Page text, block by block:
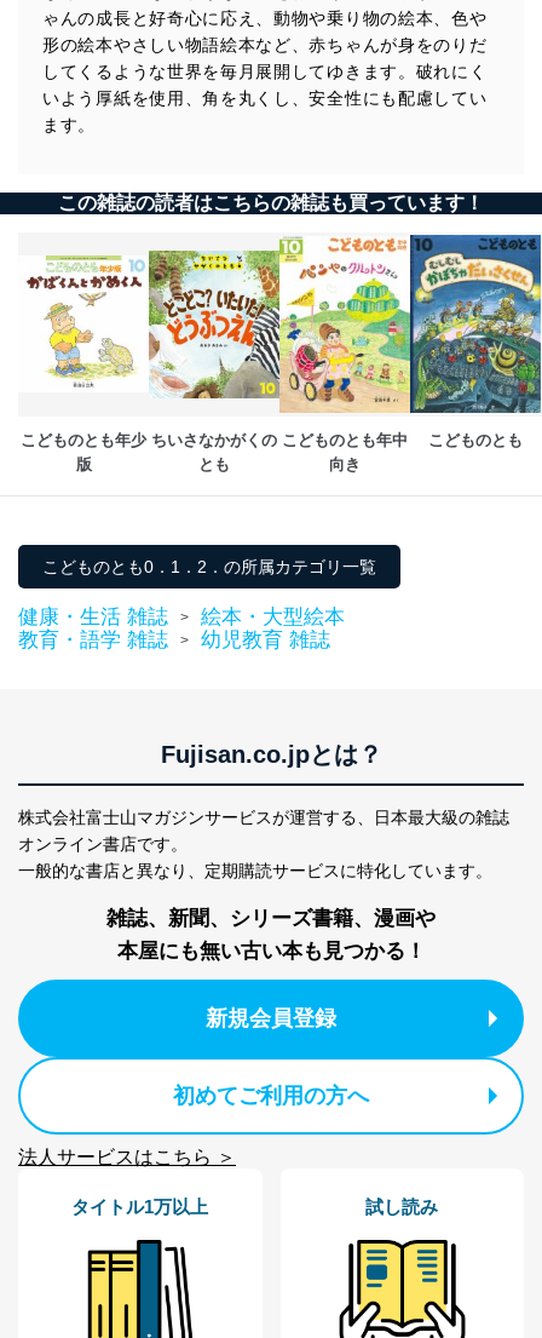
ゃんの成長と好奇心に応え、動物や乗り物の絵本、色や
形の絵本やさしい物語絵本など、赤ちゃんが身をのりだ
してくるような世界を毎月展開してゆきます。破れにく
いよう厚紙を使用、角を丸くし、安全性にも配慮してい
ます。
この雑誌の読者はこちらの雑誌も買っています！
こどものとも年少
版
ちいさなかがくの
とも
こどものとも年中
向き
こどものとも
こどものとも0．1．2．の所属カテゴリ一覧
健康・生活 雑誌 >
絵本・大型絵本
教育・語学 雑誌
> 幼児教育 雑誌
Fujisan.co.jpとは？
株式会社富士山マガジンサービスが運営する、
日本最大級の雑誌
オンライン書店です。
一般的な書店と異なり、 定期購読サービスに特化しています。
雑誌、新聞、シリーズ書籍、漫画や
本屋にも無い古い本も見つかる！
新規会員登録
初めてご利用の方へ
法人サービスはこちら ＞
タイトル1万以上 試し読み